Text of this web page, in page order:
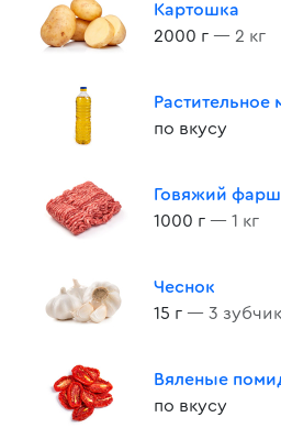
Картошка
2000 г — 2 кг
Растительное
по вкусу
Говяжий фарш
1000 г — 1 кг
Чеснок
15 г — 3 зубчик
Вяленые
по вкусу